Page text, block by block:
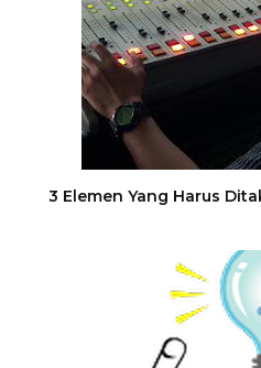
3 Elemen Yang Harus